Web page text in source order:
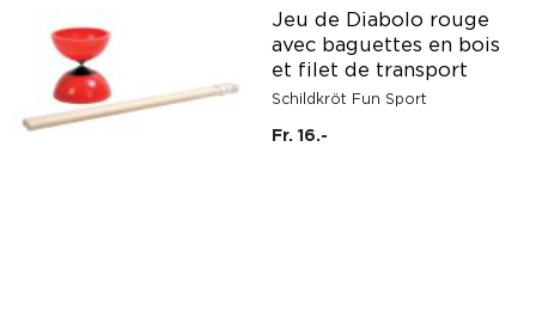
Jeu de Diabolo rouge
avec baguettes en bois
et filet de transport
Schildkröt Fun Sport
Fr. 16.-